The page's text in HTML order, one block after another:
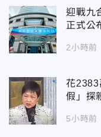
迎戰九
正式公
2小時前
花
假」探
5小時前